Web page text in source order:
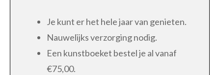
Je kunt er het hele jaar van genieten.
Nauwelijks verzorging nodig.
Een kunstboeket bestel je al vanaf
€75,00.